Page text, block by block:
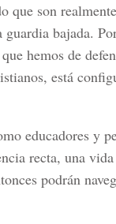
que son
bajada.
hemos de
está
educadores y
recta, una
podrán